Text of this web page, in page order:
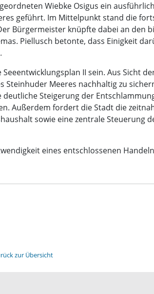
Wiebke Osigus ein
geführt. Im Mittelpunkt stand die
Bürgermeister knüpfte dabei an den
Piellusch betonte, dass Einigkeit
II sein. Aus Sicht
Meeres nachhaltig zu
Steigerung der
Außerdem fordert die Stadt die
sowie eine zentrale Steuerung
eines entschlossenen
zur Übersicht